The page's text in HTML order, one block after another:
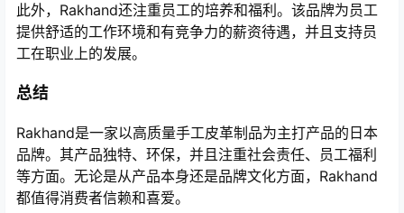
此外，Rakhand还注重员工的培养和福利。该品牌为员工
提供舒适的工作环境和有竞争力的薪资待遇，并且支持员
工在职业上的发展。
总结
Rakhand是一家以高质量手工皮革制品为主打产品的日本
品牌。其产品独特、环保，并且注重社会责任、员工福利
等方面。无论是从产品本身还是品牌文化方面，Rakhand
都值得消费者信赖和喜爱。